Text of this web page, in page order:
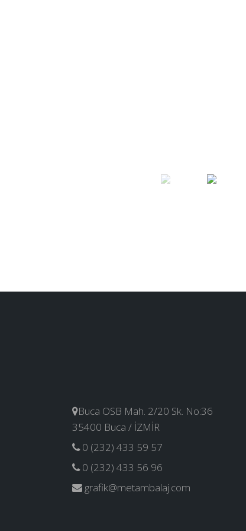
Buca OSB Mah. 2/20 Sk. No:36
35400 Buca / İZMİR
0 (232) 433 59 57
0 (232) 433 56 96
grafik@metambalaj.com